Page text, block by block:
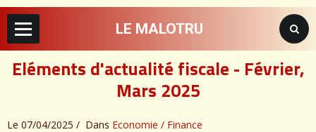
LE MALOTRU
Eléments d'actualité fiscale - Février,
Mars 2025
Le 07/04/2025 Dans Economie / Finance